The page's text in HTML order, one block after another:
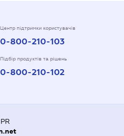
Центр підтримки користувачів
0-800-210-103
Підбір продуктів та рішень
0-800-210-102